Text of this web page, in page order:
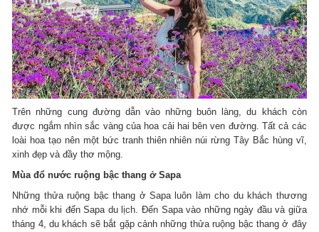
Trên những cung đường dẫn vào những buôn làng, du khách còn
được ngắm nhìn sắc vàng của hoa cải hai bên ven đường. Tất cả các
loài hoa tạo nên một bức tranh thiên nhiên núi rừng Tây Bắc hùng vĩ,
xinh đẹp và đầy thơ mộng.
Mùa đổ nước ruộng bậc thang ở Sapa
Những thửa ruộng bậc thang ở Sapa luôn làm cho du khách thương
nhớ mỗi khi đến Sapa du lịch. Đến Sapa vào những ngày đầu và giữa
tháng 4, du khách sẽ bắt gặp cảnh những thửa ruộng bậc thang ở đây